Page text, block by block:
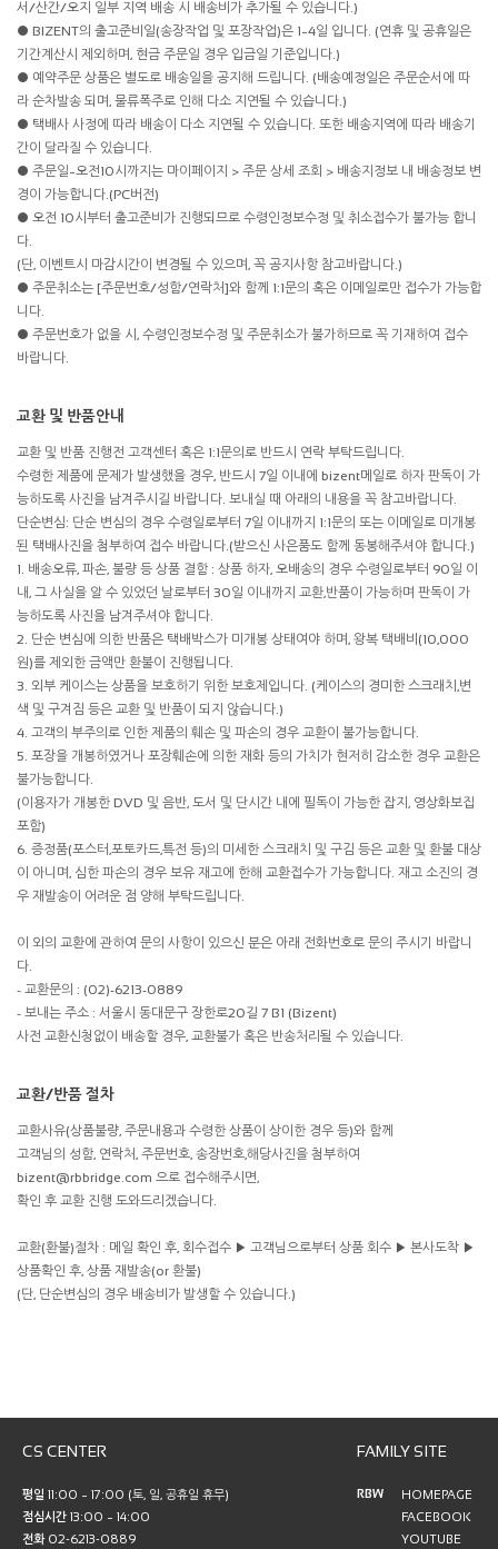
서/산간/오지 일부 지역 배송 시 배송비가 추가될 수 있습니다.)
● BIZENT의 출고준비일(송장작업 및 포장작업)은 1~4일 입니다. (연휴 및 공휴일은
기간계산시 제외하며, 현금 주문일 경우 입금일 기준입니다.)
● 예약주문 상품은 별도로 배송일을 공지해 드립니다. (배송예정일은 주문순서에 따
라 순차발송 되며, 물류폭주로 인해 다소 지연될 수 있습니다.)
● 택배사 사정에 따라 배송이 다소 지연될 수 있습니다. 또한 배송지역에 따라 배송기
간이 달라질 수 있습니다.
● 주문일~오전10시까지는 마이페이지 > 주문 상세 조회 > 배송지정보 내 배송정보 변
경이 가능합니다.(PC버전)
● 오전 10시부터 출고준비가 진행되므로 수령인정보수정 및 취소접수가 불가능 합니
다.
(단, 이벤트시 마감시간이 변경될 수 있으며, 꼭 공지사항 참고바랍니다.)
● 주문취소는 [주문번호/성함/연락처]와 함께 1:1문의 혹은 이메일로만 접수가 가능합
니다.
● 주문번호가 없을 시, 수령인정보수정 및 주문취소가 불가하므로 꼭 기재하여 접수
바랍니다.
교환 및 반품안내
교환 및 반품 진행전 고객센터 혹은 1:1문의로 반드시 연락 부탁드립니다.
수령한 제품에 문제가 발생했을 경우, 반드시 7일 이내에 bizent메일로 하자 판독이 가
능하도록 사진을 남겨주시길 바랍니다. 보내실 때 아래의 내용을 꼭 참고바랍니다.
단순변심: 단순 변심의 경우 수령일로부터 7일 이내까지 1:1문의 또는 이메일로 미개봉
된 택배사진을 첨부하여 접수 바랍니다.(받으신 사은품도 함께 동봉해주셔야 합니다.)
1. 배송오류, 파손, 불량 등 상품 결함 : 상품 하자, 오배송의 경우 수령일로부터 90일 이
내, 그 사실을 알 수 있었던 날로부터 30일 이내까지 교환,반품이 가능하며 판독이 가
능하도록 사진을 남겨주셔야 합니다.
2. 단순 변심에 의한 반품은 택배박스가 미개봉 상태여야 하며, 왕복 택배비(10,000
원)를 제외한 금액만 환불이 진행됩니다.
3. 외부 케이스는 상품을 보호하기 위한 보호제입니다. (케이스의 경미한 스크래치,변
색 및 구겨짐 등은 교환 및 반품이 되지 않습니다.)
4. 고객의 부주의로 인한 제품의 훼손 및 파손의 경우 교환이 불가능합니다.
5. 포장을 개봉하였거나 포장훼손에 의한 재화 등의 가치가 현저히 감소한 경우 교환은
불가능합니다.
(이용자가 개봉한 DVD 및 음반, 도서 및 단시간 내에 필독이 가능한 잡지, 영상화보집
포함)
6. 증정품(포스터,포토카드,특전 등)의 미세한 스크래치 및 구김 등은 교환 및 환불 대상
이 아니며, 심한 파손의 경우 보유 재고에 한해 교환접수가 가능합니다. 재고 소진의 경
우 재발송이 어려운 점 양해 부탁드립니다.
이 외의 교환에 관하여 문의 사항이 있으신 분은 아래 전화번호로 문의 주시기 바랍니
다.
- 교환문의 : (02)-6213-0889
- 보내는 주소 : 서울시 동대문구 장한로20길 7 B1 (Bizent)
사전 교환신청없이 배송할 경우, 교환불가 혹은 반송처리될 수 있습니다.
교환/반품 절차
교환사유(상품불량, 주문내용과 수령한 상품이 상이한 경우 등)와 함께
고객님의 성함, 연락처, 주문번호, 송장번호,해당사진을 첨부하여
bizent@rbbridge.com 으로 접수해주시면,
확인 후 교환 진행 도와드리겠습니다.
교환(환불)절차 : 메일 확인 후, 회수접수 ▶ 고객님으로부터 상품 회수 ▶ 본사도착 ▶
상품확인 후, 상품 재발송(or 환불)
(단, 단순변심의 경우 배송비가 발생할 수 있습니다.)
CS CENTER
평일 11:00 ~ 17:00 (토, 일, 공휴일 휴무)
점심시간 13:00 ~ 14:00
전화02-6213-0889
FAMILY SITE
RBW
HOMEPAGE
FACEBOOK
YOUTUBE